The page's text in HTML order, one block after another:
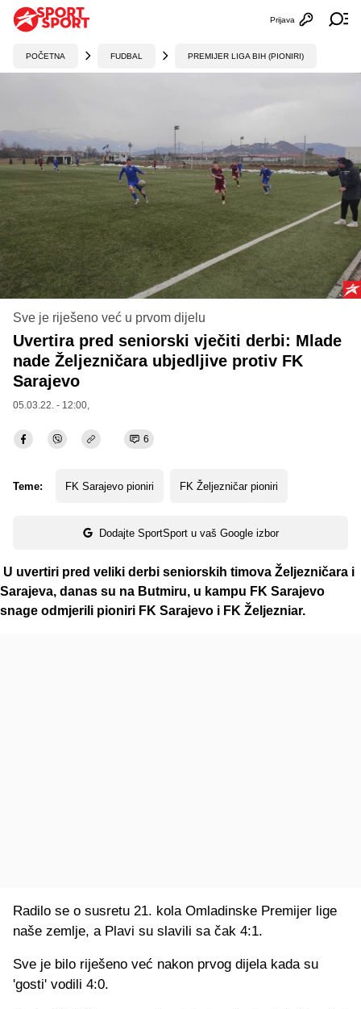
Otvori
Prijava
POČETNA FUDBAL PREMIJER LIGA BIH (PIONIRI)
Sve je riješeno već u prvom dijelu
Uvertira pred seniorski vječiti derbi: Mlade
nade Željezničara ubjedljive protiv FK
Sarajevo
05.03.22. - 12:00,
6
Teme: FK Sarajevo pioniri FK Željezničar pioniri
Dodajte SportSport u vaš Google izbor
U uvertiri pred veliki derbi seniorskih timova Željezničara i
Sarajeva, danas su na Butmiru, u kampu FK Sarajevo
snage odmjerili pioniri FK Sarajevo i FK Željezniar.
Radilo se o susretu 21. kola Omladinske Premijer lige
naše zemlje, a Plavi su slavili sa čak 4:1.
Sve je bilo riješeno već nakon prvog dijela kada su
'gosti' vodili 4:0.